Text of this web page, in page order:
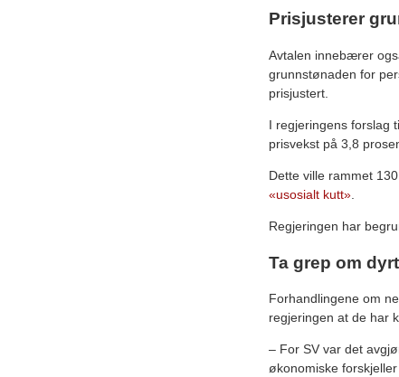
Prisjusterer
Avtalen innebærer
grunnstønaden for
prisjustert.
I regjeringens forslag
prisvekst på 3,8
Dette ville rammet
«usosialt kutt»
Regjeringen har
Ta grep om
Forhandlingene om
regjeringen at de har
– For SV var det
økonomiske